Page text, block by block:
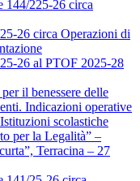
144/225-26 circa
26 circa Operazioni di
26 al PTOF 2025-28
il benessere delle
Indicazioni operative
scolastiche
per la Legalità” –
Terracina – 27